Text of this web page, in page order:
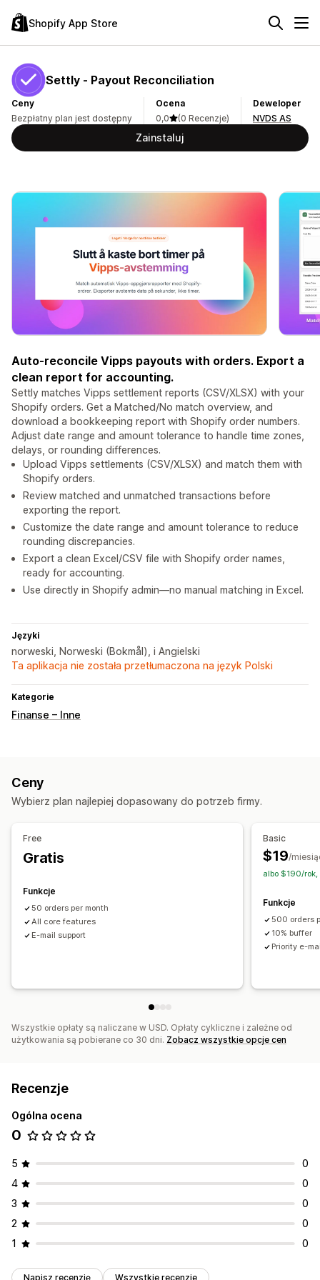
Shopify App Store
Settly ‑ Payout Reconciliation
Ceny
Bezpłatny plan jest dostępny
Ocena
0,0
(0 Recenzje)
Deweloper
NVDS AS
Zainstaluj
Auto-reconcile Vipps payouts with orders. Export a
clean report for accounting.
Settly matches Vipps settlement reports (CSV/XLSX) with your
Shopify orders. Get a Matched/No match overview, and
download a bookkeeping report with Shopify order numbers.
Adjust date range and amount tolerance to handle time zones,
delays, or rounding differences.
Upload Vipps settlements (CSV/XLSX) and match them with
Shopify orders.
Review matched and unmatched transactions before
exporting the report.
Customize the date range and amount tolerance to reduce
rounding discrepancies.
Export a clean Excel/CSV file with Shopify order names,
ready for accounting.
Use directly in Shopify admin—no manual matching in Excel.
Języki
norweski, Norweski (Bokmål), i Angielski
Ta aplikacja nie została przetłumaczona na język Polski
Kategorie
Finanse – Inne
Ceny
Wybierz plan najlepiej dopasowany do potrzeb firmy.
Free
Gratis
Funkcje
50 orders per month
All core features
E-mail support
Basic
$19/
albo $190/rok,
Funkcje
500 orders
10% buffer
Priority e-
Wszystkie opłaty są naliczane w USD. Opłaty cykliczne i zależne od
użytkowania są pobierane co 30 dni. Zobacz wszystkie opcje cen
Recenzje
Ogólna ocena
0
5
0
4
0
3
0
2
0
1
0
Napisz recenzję Wszystkie recenzje